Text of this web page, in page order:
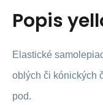
Popis
Elastické
oblých či kónických
pod.